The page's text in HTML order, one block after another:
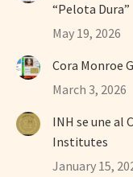
“Pelota Dura”
May 19, 2026
Cora Monroe
March 3, 2026
INH se une al
Institutes
January 15,